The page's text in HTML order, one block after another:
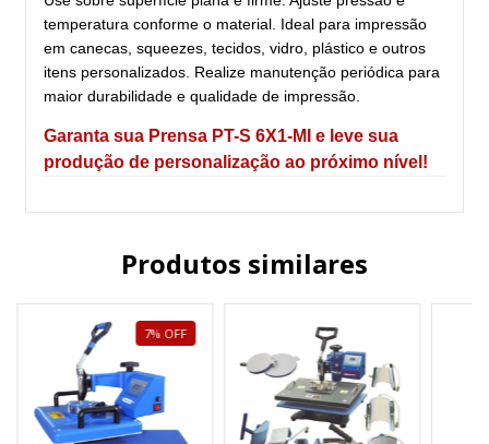
temperatura conforme o material. Ideal para impressão
em canecas, squeezes, tecidos, vidro, plástico e outros
itens personalizados. Realize manutenção periódica para
maior durabilidade e qualidade de impressão.
Garanta sua Prensa PT-S 6X1-MI e leve sua
produção de personalização ao próximo nível!
Produtos similares
7% OFF